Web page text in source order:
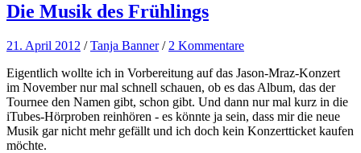
Die Musik des Frühlings
21. April 2012 /Tanja Banner / 2 Kommentare
Eigentlich wollte ich in Vorbereitung auf das Jason-Mraz-Konzert
im November nur mal schnell schauen, ob es das Album, das der
Tournee den Namen gibt, schon gibt. Und dann nur mal kurz in die
iTubes-Hörproben reinhören - es könnte ja sein, dass mir die neue
Musik gar nicht mehr gefällt und ich doch kein Konzertticket kaufen
möchte.